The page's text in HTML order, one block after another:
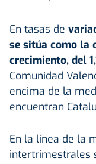
En tasas de
se sitúa como la
crecimiento, del
Comunidad
encima de la
encuentran
En la línea de la
intertrimestrales